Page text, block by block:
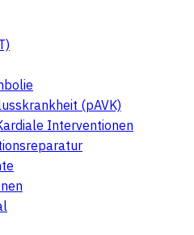
(pAVK)
Interventionen